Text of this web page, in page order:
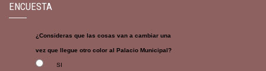
ENCUESTA
¿Consideras que las cosas van a cambiar una
vez que llegue otro color al Palacio Municipal?
SI